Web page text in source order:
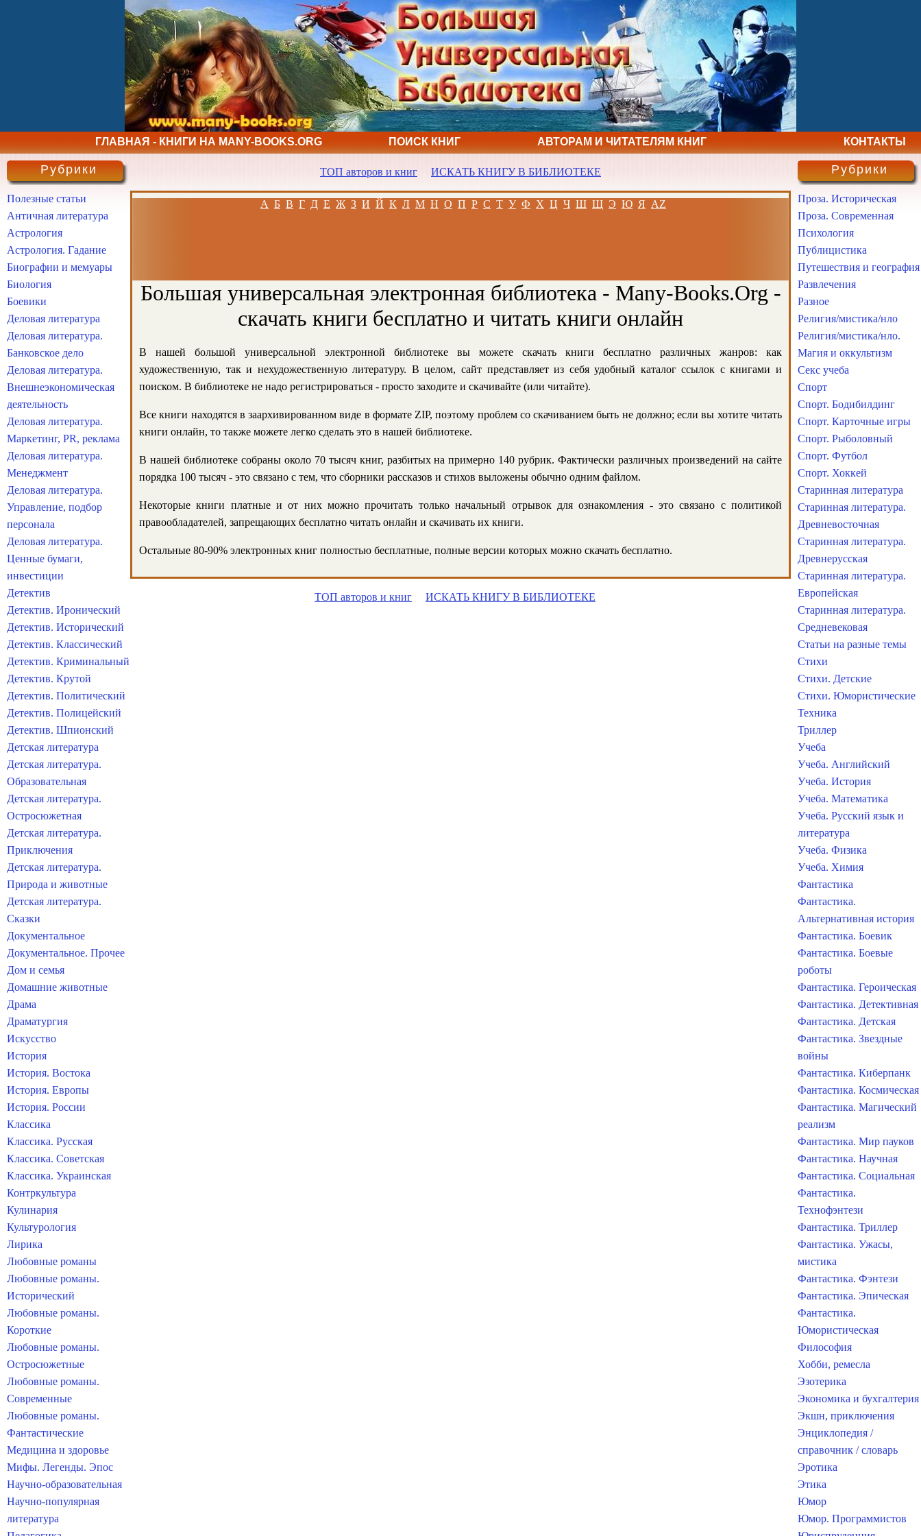
ГЛАВНАЯ - КНИГИ НА MANY-BOOKS.ORG ПОИСК КНИГ АВТОРАМ И ЧИТАТЕЛЯМ КНИГ КОНТАКТЫ
ТОП авторов и книг ИСКАТЬ КНИГУ В БИБЛИОТЕКЕ
А Б В Г Д Е Ж З И Й К Л М Н О П Р С Т У Ф Х Ц Ч Ш Щ Э Ю Я AZ
Большая универсальная электронная библиотека - Many-Books.Org -
скачать книги бесплатно и читать книги онлайн
В нашей большой универсальной электронной библиотеке вы можете скачать книги бесплатно различных жанров: как
художественную, так и нехудожественную литературу. В целом, сайт представляет из себя удобный каталог ссылок с книгами и
поиском. В библиотеке не надо регистрироваться - просто заходите и скачивайте (или читайте).
Все книги находятся в заархивированном виде в формате ZIP, поэтому проблем со скачиванием быть не должно; если вы хотите читать
книги онлайн, то также можете легко сделать это в нашей библиотеке.
В нашей библиотеке собраны около 70 тысяч книг, разбитых на примерно 140 рубрик. Фактически различных произведений на сайте
порядка 100 тысяч - это связано с тем, что сборники рассказов и стихов выложены обычно одним файлом.
Некоторые книги платные и от них можно прочитать только начальный отрывок для ознакомления - это связано с политикой
правообладателей, запрещающих бесплатно читать онлайн и скачивать их книги.
Остальные 80-90% электронных книг полностью бесплатные, полные версии которых можно скачать бесплатно.
ТОП авторов и книг ИСКАТЬ КНИГУ В БИБЛИОТЕКЕ
Рубрики
Полезные статьи
Античная литература
Астрология
Астрология. Гадание
Биографии и мемуары
Биология
Боевики
Деловая литература
Деловая литература.
Банковское дело
Деловая литература.
Внешнеэкономическая
деятельность
Деловая литература.
Маркетинг, PR, реклама
Деловая литература.
Менеджмент
Деловая литература.
Управление, подбор
персонала
Деловая литература.
Ценные бумаги,
инвестиции
Детектив
Детектив. Иронический
Детектив. Исторический
Детектив. Классический
Детектив. Криминальный
Детектив. Крутой
Детектив. Политический
Детектив. Полицейский
Детектив. Шпионский
Детская литература
Детская литература.
Образовательная
Детская литература.
Остросюжетная
Детская литература.
Приключения
Детская литература.
Природа и животные
Детская литература.
Сказки
Документальное
Документальное. Прочее
Дом и семья
Домашние животные
Драма
Драматургия
Искусство
История
История. Востока
История. Европы
История. России
Классика
Классика. Русская
Классика. Советская
Классика. Украинская
Контркультура
Кулинария
Культурология
Лирика
Любовные романы
Любовные романы.
Исторический
Любовные романы.
Короткие
Любовные романы.
Остросюжетные
Любовные романы.
Современные
Любовные романы.
Фантастические
Медицина и здоровье
Мифы. Легенды. Эпос
Научно-образовательная
Научно-популярная
литература
Рубрики
Проза. Историческая
Проза. Современная
Психология
Публицистика
Путешествия и география
Развлечения
Разное
Религия/мистика/нло
Религия/мистика/нло.
Магия и оккультизм
Секс учеба
Спорт
Спорт. Бодибилдинг
Спорт. Карточные игры
Спорт. Рыболовный
Спорт. Футбол
Спорт. Хоккей
Старинная литература
Старинная литература.
Древневосточная
Старинная литература.
Древнерусская
Старинная литература.
Европейская
Старинная литература.
Средневековая
Статьи на разные темы
Стихи
Стихи. Детские
Стихи. Юмористические
Техника
Триллер
Учеба
Учеба. Английский
Учеба. История
Учеба. Математика
Учеба. Русский язык и
литература
Учеба. Физика
Учеба. Химия
Фантастика
Фантастика.
Альтернативная история
Фантастика. Боевик
Фантастика. Боевые
роботы
Фантастика. Героическая
Фантастика. Детективная
Фантастика. Детская
Фантастика. Звездные
войны
Фантастика. Киберпанк
Фантастика. Космическая
Фантастика. Магический
реализм
Фантастика. Мир пауков
Фантастика. Научная
Фантастика. Социальная
Фантастика.
Технофэнтези
Фантастика. Триллер
Фантастика. Ужасы,
мистика
Фантастика. Фэнтези
Фантастика. Эпическая
Фантастика.
Юмористическая
Философия
Хобби, ремесла
Эзотерика
Экономика и бухгалтерия
Экшн, приключения
Энциклопедия /
справочник / словарь
Эротика
Этика
Юмор
Юмор. Программистов